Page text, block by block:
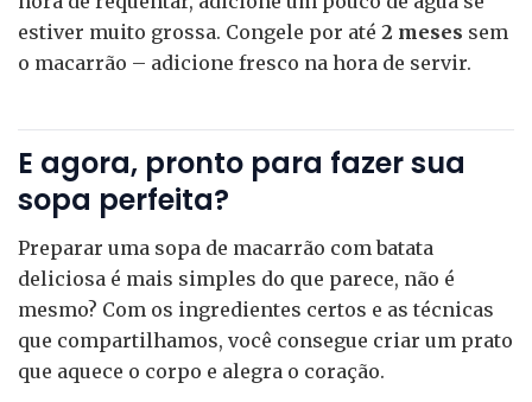
estiver muito grossa. Congele por até 2 meses sem
o macarrão – adicione fresco na hora de servir.
E agora, pronto para fazer sua
sopa perfeita?
Preparar uma sopa de macarrão com batata
deliciosa é mais simples do que parece, não é
mesmo? Com os ingredientes certos e as técnicas
que compartilhamos, você consegue criar um prato
que aquece o corpo e alegra o coração.